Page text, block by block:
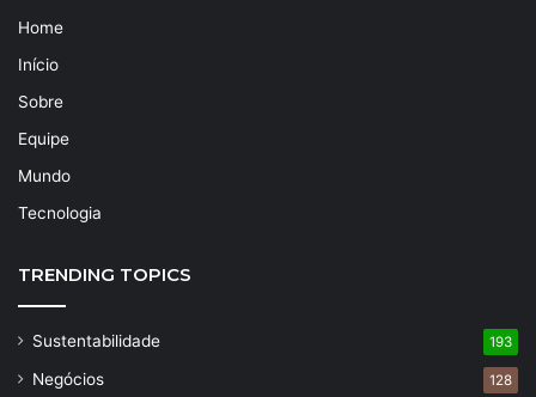
Home
Início
Sobre
Equipe
Mundo
Tecnologia
TRENDING TOPICS
Sustentabilidade 193
Negócios 128